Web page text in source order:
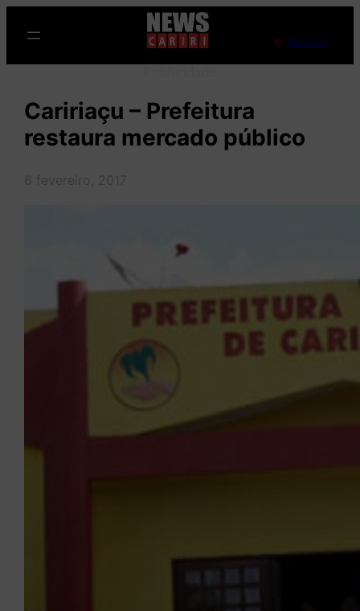
para
o
Ao Vivo
Caririaçu – Prefeitura
restaura mercado público
6 fevereiro, 2017